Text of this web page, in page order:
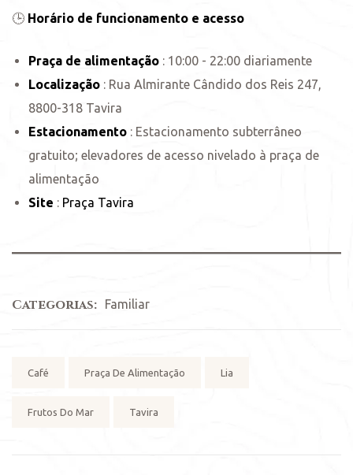
🕒 Horário de funcionamento e acesso
Praça de alimentação: 10:00 - 22:00 diariamente
Localização: Rua Almirante Cândido dos Reis 247,
8800-318 Tavira
Estacionamento: Estacionamento subterrâneo
gratuito; elevadores de acesso nivelado à praça de
alimentação
Site : Praça Tavira
Categorias: Familiar
Café Praça De Alimentação Lia
Frutos Do Mar Tavira